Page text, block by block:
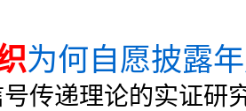
为何自愿披露
传递理论的实证研